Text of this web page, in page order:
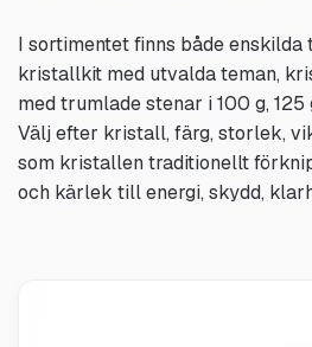
I sortimentet finns både enskilda
kristallkit med utvalda teman,
med trumlade stenar i 100 g,
Välj efter kristall, färg, storlek,
som kristallen traditionellt
och kärlek till energi, skydd,